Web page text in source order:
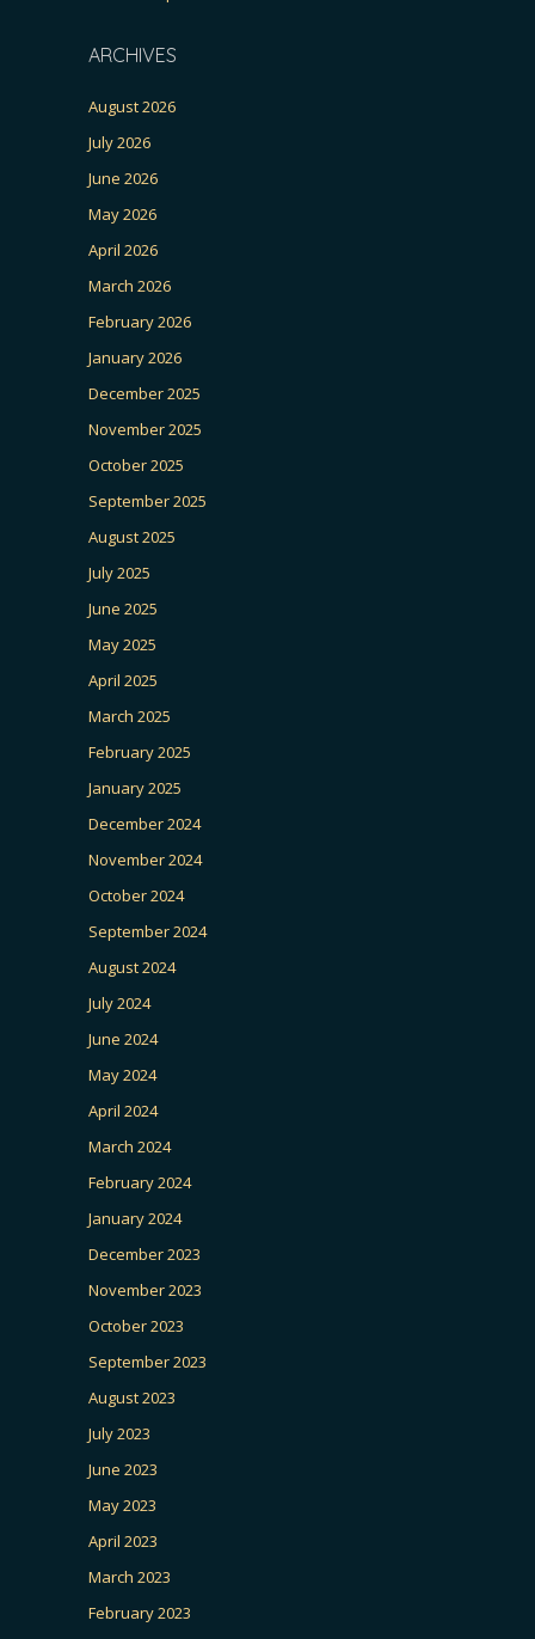
ARCHIVES
August 2026
July 2026
June 2026
May 2026
April 2026
March 2026
February 2026
January 2026
December 2025
November 2025
October 2025
September 2025
August 2025
July 2025
June 2025
May 2025
April 2025
March 2025
February 2025
January 2025
December 2024
November 2024
October 2024
September 2024
August 2024
July 2024
June 2024
May 2024
April 2024
March 2024
February 2024
January 2024
December 2023
November 2023
October 2023
September 2023
August 2023
July 2023
June 2023
May 2023
April 2023
March 2023
February 2023